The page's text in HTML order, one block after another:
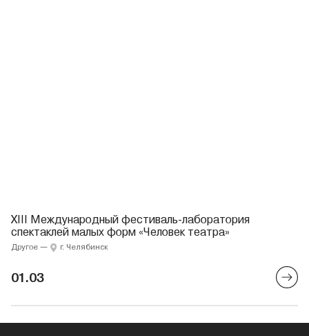
XIII Международный фестиваль-лаборатория
спектаклей малых форм «Человек театра»
Другое — г. Челябинск
01.03